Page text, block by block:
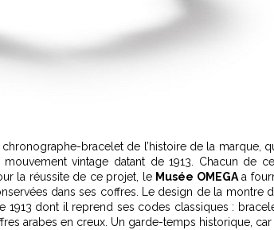
bracelet de l’histoire de la marque,
vintage datant de 1913. Chacun de
la réussite de ce projet, le Musée OMEGAa
dans ses coffres. Le design de la montre
1913 dont il reprend ses codes classiques :
arabes en creux. Un garde-temps historique, car